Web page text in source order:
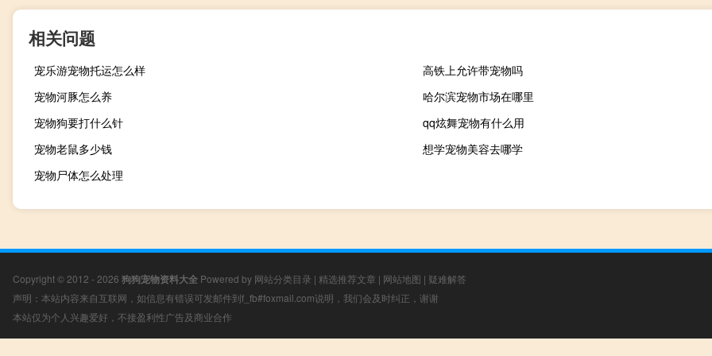
相关问题
宠乐游宠物托运怎么样
高铁上允许带宠物吗
宠物河豚怎么养
哈尔滨宠物市场在哪里
宠物狗要打什么针
qq炫舞宠物有什么用
宠物老鼠多少钱
想学宠物美容去哪学
宠物尸体怎么处理
Copyright © 2012 - 2026 狗狗宠物资料大全 Powered by 网站分类目录 | 精选推荐文章 | 网站地图 | 疑难解答
声明：本站内容来自互联网，如信息有错误可发邮件到f_fb#foxmail.com说明，我们会及时纠正，谢谢
本站仅为个人兴趣爱好，不接盈利性广告及商业合作